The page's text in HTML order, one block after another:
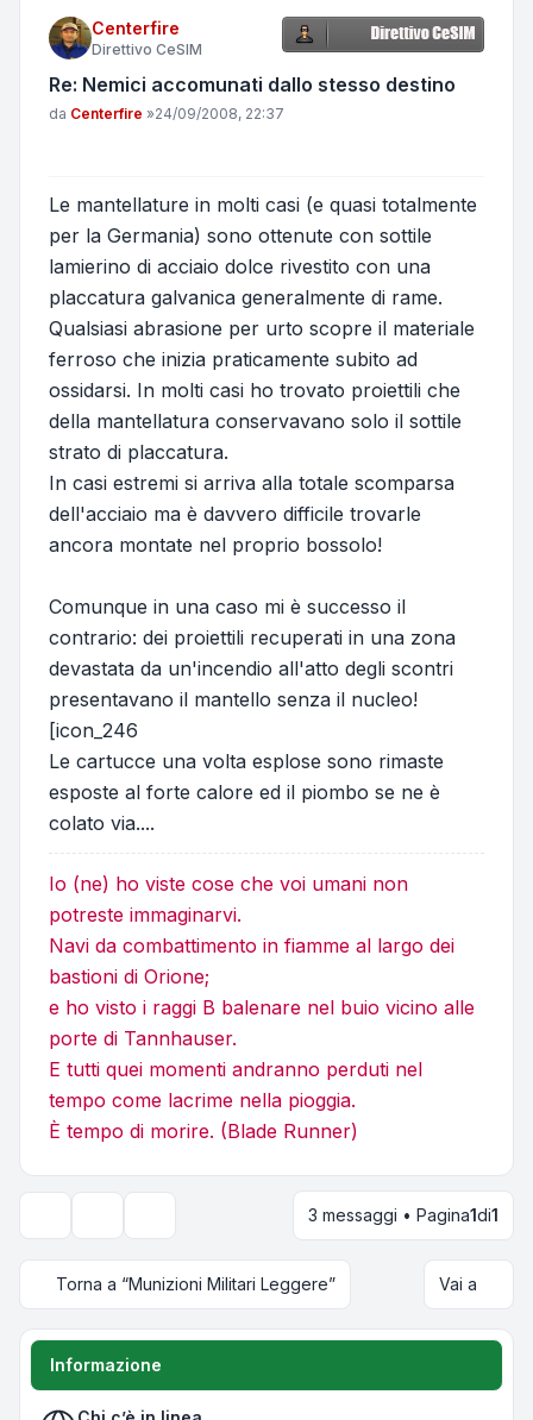
Centerfire
Direttivo CeSIM
Re: Nemici accomunati dallo stesso destino
Messaggio
da Centerfire »24/09/2008, 22:37
Le mantellature in molti casi (e quasi totalmente
per la Germania) sono ottenute con sottile
lamierino di acciaio dolce rivestito con una
placcatura galvanica generalmente di rame.
Qualsiasi abrasione per urto scopre il materiale
ferroso che inizia praticamente subito ad
ossidarsi. In molti casi ho trovato proiettili che
della mantellatura conservavano solo il sottile
strato di placcatura.
In casi estremi si arriva alla totale scomparsa
dell'acciaio ma è davvero difficile trovarle
ancora montate nel proprio bossolo!
Comunque in una caso mi è successo il
contrario: dei proiettili recuperati in una zona
devastata da un'incendio all'atto degli scontri
presentavano il mantello senza il nucleo!
[icon_246
Le cartucce una volta esplose sono rimaste
esposte al forte calore ed il piombo se ne è
colato via....
Io (ne) ho viste cose che voi umani non
potreste immaginarvi.
Navi da combattimento in fiamme al largo dei
bastioni di Orione;
e ho visto i raggi B balenare nel buio vicino alle
porte di Tannhauser.
E tutti quei momenti andranno perduti nel
tempo come lacrime nella pioggia.
È tempo di morire. (Blade Runner)
Opzioni di visualizzazione e ordinamento
3 messaggi • Pagina1di1
Torna a “Munizioni Militari Leggere” Vai a
Informazione